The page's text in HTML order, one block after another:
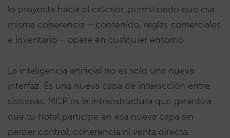
lo proyecta hacia el exterior, permitiendo que esa
misma coherencia —contenido, reglas comerciales
e inventario— opere en cualquier entorno.
La inteligencia artificial no es solo una nueva
interfaz. Es una nueva capa de interacción entre
sistemas. MCP es la infraestructura que garantiza
que tu hotel participe en esa nueva capa sin
perder control, coherencia ni venta directa.